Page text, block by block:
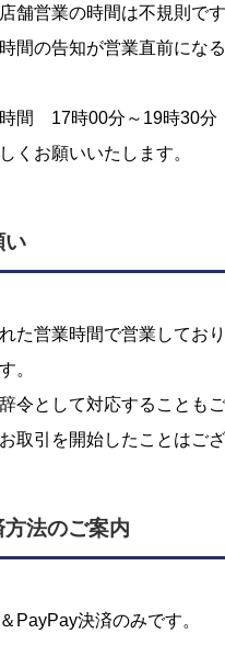
舗営業の時間は不規則です
間の告知が営業直前にな
間 17時00分～19時30分
くお願いいたします。
い
た営業時間で営業してお
。
令として対応することも
取引を開始したことはご
方法のご案内
PayPay決済のみです。